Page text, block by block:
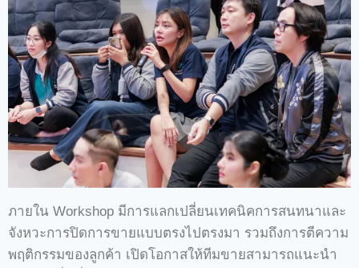
ภายใน Workshop มีการแลกเปลี่ยนเทคนิคการสนทนาและ
จังหวะการปิดการขายแบบตรงไปตรงมา รวมถึงการตีความ
พฤติกรรมของลูกค้า เปิดโอกาสให้ทีมขายสามารถแนะนำ